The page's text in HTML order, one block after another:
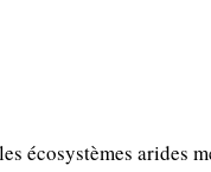
écosystèmes arides